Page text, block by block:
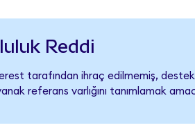
Reddi
tarafından ihraç edilmemiş,
referans varlığını tanımlamak